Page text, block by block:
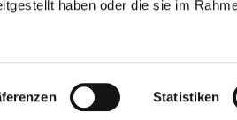
haben oder die sie im
Statistiken
zur Übersicht der evangelischen